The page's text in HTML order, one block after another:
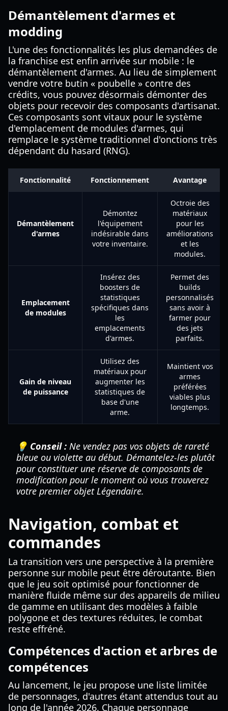
Démantèlement d'armes et
modding
L'une des fonctionnalités les plus demandées de
la franchise est enfin arrivée sur mobile : le
démantèlement d'armes. Au lieu de simplement
vendre votre butin « poubelle » contre des
crédits, vous pouvez désormais démonter des
objets pour recevoir des composants d'artisanat.
Ces composants sont vitaux pour le système
d'emplacement de modules d'armes, qui
remplace le système traditionnel d'onctions très
dépendant du hasard (RNG).
Fonctionnalité Fonctionnement Avantage
Démantèlement
d'armes
Démontez
l'équipement
indésirable dans
votre inventaire.
Octroie des
matériaux
pour les
améliorations
et les
modules.
Emplacement
de modules
Insérez des
boosters de
statistiques
spécifiques dans
les
emplacements
d'armes.
Permet des
builds
personnalisés
sans avoir à
farmer pour
des jets
parfaits.
Gain de niveau
de puissance
Utilisez des
matériaux pour
augmenter les
statistiques de
base d'une
arme.
Maintient vos
armes
préférées
viables plus
longtemps.
💡 Conseil : Ne vendez pas vos objets de rareté
bleue ou violette au début. Démantelez-les plutôt
pour constituer une réserve de composants de
modification pour le moment où vous trouverez
votre premier objet Légendaire.
Navigation, combat et
commandes
La transition vers une perspective à la première
personne sur mobile peut être déroutante. Bien
que le jeu soit optimisé pour fonctionner de
manière fluide même sur des appareils de milieu
de gamme en utilisant des modèles à faible
polygone et des textures réduites, le combat
reste effréné.
Compétences d'action et arbres de
compétences
Au lancement, le jeu propose une liste limitée
de personnages, d'autres étant attendus tout au
long de l'année 2026. Chaque personnage